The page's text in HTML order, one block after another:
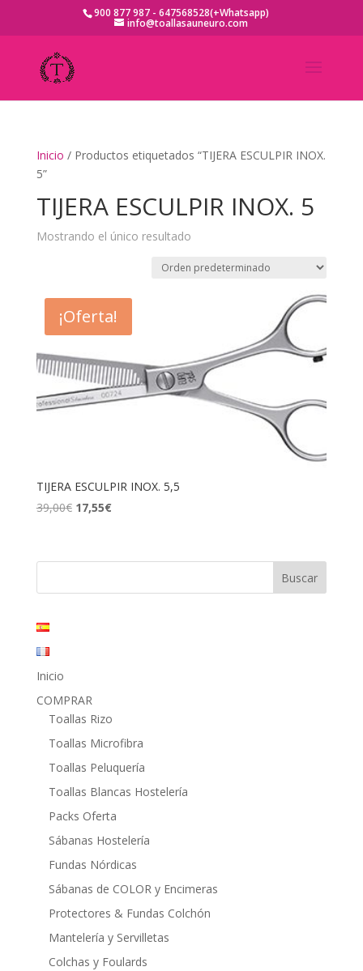
900 877 987 - 647568528(+Whatsapp)
info@toallasauneuro.com
Inicio / Productos etiquetados “TIJERA ESCULPIR INOX.
5”
TIJERA ESCULPIR INOX. 5
Mostrando el único resultado
¡Oferta!
TIJERA ESCULPIR INOX. 5,5
39,00€ El
era:
17,55€El
es:
Inicio
COMPRAR
Toallas Rizo
Toallas Microfibra
Toallas Peluquería
Toallas Blancas Hostelería
Packs Oferta
Sábanas Hostelería
Fundas Nórdicas
Sábanas de COLOR y Encimeras
Protectores & Fundas Colchón
Mantelería y Servilletas
Colchas y Foulards